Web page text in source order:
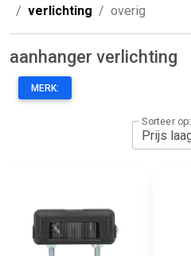
verlichting
overig
aanhanger verlichting
MERK:
Sorteer op: